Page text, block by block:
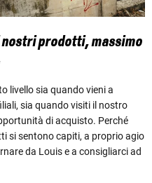
prodotti, massimo
livello sia quando vieni a
sia quando visiti il nostro
di acquisto. Perché
si sentono capiti, a proprio agio
da Louis e a consigliarci ad